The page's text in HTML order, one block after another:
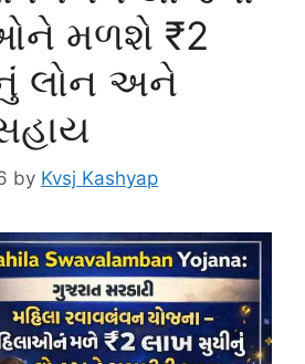
મળશે ₹2
લોન અને
by Kvsj Kashyap